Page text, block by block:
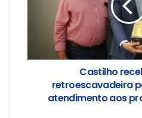
Castilho
retroescavadeira
atendimento aos